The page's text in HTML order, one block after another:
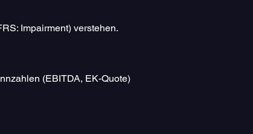
Impairment) verstehen.
(EBITDA, EK-Quote)